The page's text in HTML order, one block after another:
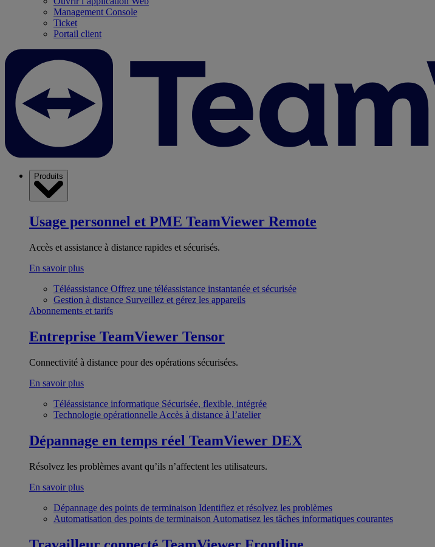
Management Console
Ticket
Portail client
Produits
Usage personnel et PME TeamViewer Remote
Accès et assistance à distance rapides et sécurisés.
En savoir plus
Téléassistance Offrez une téléassistance instantanée et sécurisée
Gestion à distance Surveillez et gérez les appareils
Abonnements et tarifs
Entreprise TeamViewer Tensor
Connectivité à distance pour des opérations sécurisées.
En savoir plus
Téléassistance informatique Sécurisée, flexible, intégrée
Technologie opérationnelle Accès à distance à l’atelier
Dépannage en temps réel TeamViewer DEX
Résolvez les problèmes avant qu’ils n’affectent les utilisateurs.
En savoir plus
Dépannage des points de terminaison Identifiez et résolvez les problèmes
Automatisation des points de terminaison Automatisez les tâches informatiques courantes